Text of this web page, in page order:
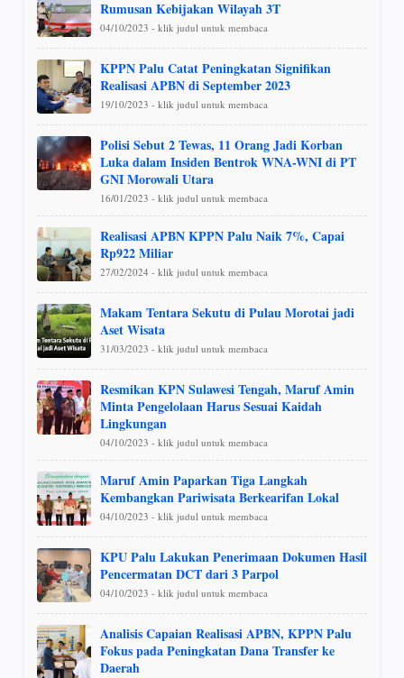
Rumusan Kebijakan Wilayah 3T
04/10/2023 - klik judul untuk membaca
KPPN Palu Catat Peningkatan Signifikan
Realisasi APBN di September 2023
19/10/2023 - klik judul untuk membaca
Polisi Sebut 2 Tewas, 11 Orang Jadi Korban
Luka dalam Insiden Bentrok WNA-WNI di PT
GNI Morowali Utara
16/01/2023 - klik judul untuk membaca
Realisasi APBN KPPN Palu Naik 7%, Capai
Rp922 Miliar
27/02/2024 - klik judul untuk membaca
Makam Tentara Sekutu di Pulau Morotai jadi
Aset Wisata
31/03/2023 - klik judul untuk membaca
Resmikan KPN Sulawesi Tengah, Maruf Amin
Minta Pengelolaan Harus Sesuai Kaidah
Lingkungan
04/10/2023 - klik judul untuk membaca
Maruf Amin Paparkan Tiga Langkah
Kembangkan Pariwisata Berkearifan Lokal
04/10/2023 - klik judul untuk membaca
KPU Palu Lakukan Penerimaan Dokumen Hasil
Pencermatan DCT dari 3 Parpol
04/10/2023 - klik judul untuk membaca
Analisis Capaian Realisasi APBN, KPPN Palu
Fokus pada Peningkatan Dana Transfer ke
Daerah